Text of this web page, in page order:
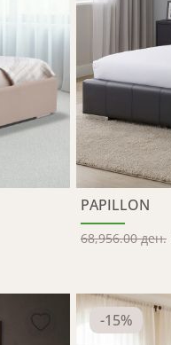
PAPILLON
68,956.00 ден.
-15%